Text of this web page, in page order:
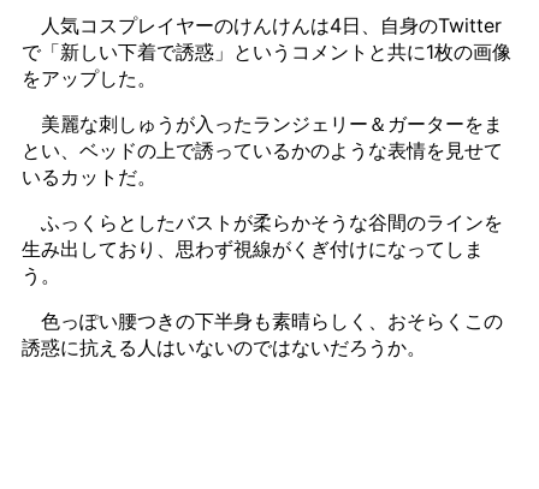
人気コスプレイヤーのけんけんは4日、自身のTwitter
で「新しい下着で誘惑」というコメントと共に1枚の画像
をアップした。
美麗な刺しゅうが入ったランジェリー＆ガーターをま
とい、ベッドの上で誘っているかのような表情を見せて
いるカットだ。
ふっくらとしたバストが柔らかそうな谷間のラインを
生み出しており、思わず視線がくぎ付けになってしま
う。
色っぽい腰つきの下半身も素晴らしく、おそらくこの
誘惑に抗える人はいないのではないだろうか。